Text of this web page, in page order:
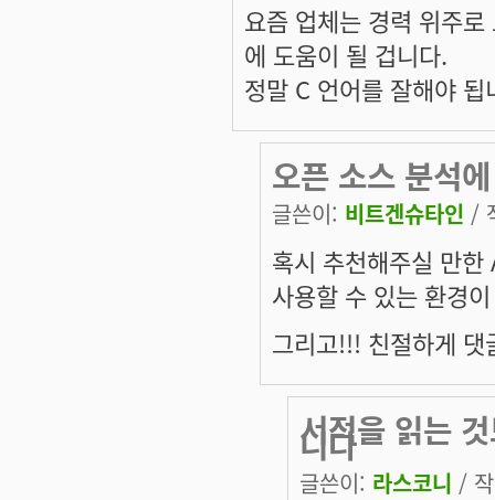
요즘 업체는 경력 위주
에 도움이 될 겁니다.
정말 C 언어를 잘해야
오픈 소스 분석
글쓴이: 비트겐슈타인 /
혹시 추천해주실 만
사용할 수 있는 환경
그리고!!! 친절하게 댓
서적을 읽는
니다
글쓴이: 라스코니 /